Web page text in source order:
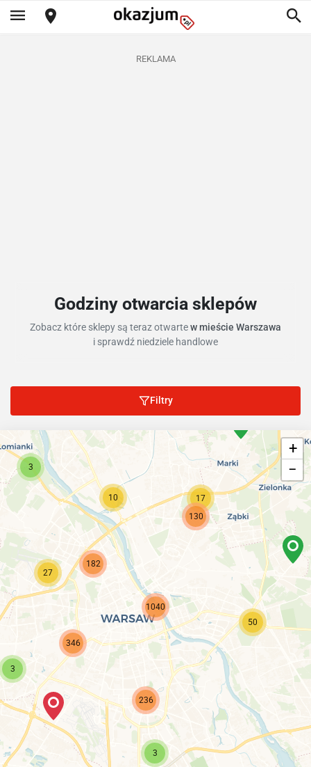
REKLAMA
Godziny otwarcia sklepów
Zobacz które sklepy są teraz otwartew mieście Warszawa
i sprawdź niedziele handlowe
Filtry
50
1040
182
130
236
17
346
27
10
3
3
3
+
−